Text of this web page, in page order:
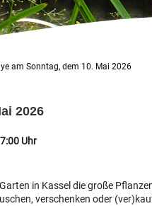
am Sonntag, dem 10. Mai 2026
2026
Uhr
in Kassel die große
verschenken oder